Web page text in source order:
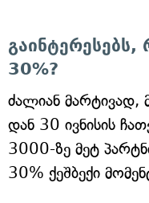
30%?
ძალიან
დან 30 ივნისის
3000-ზე მეტ
30% ქეშბექი